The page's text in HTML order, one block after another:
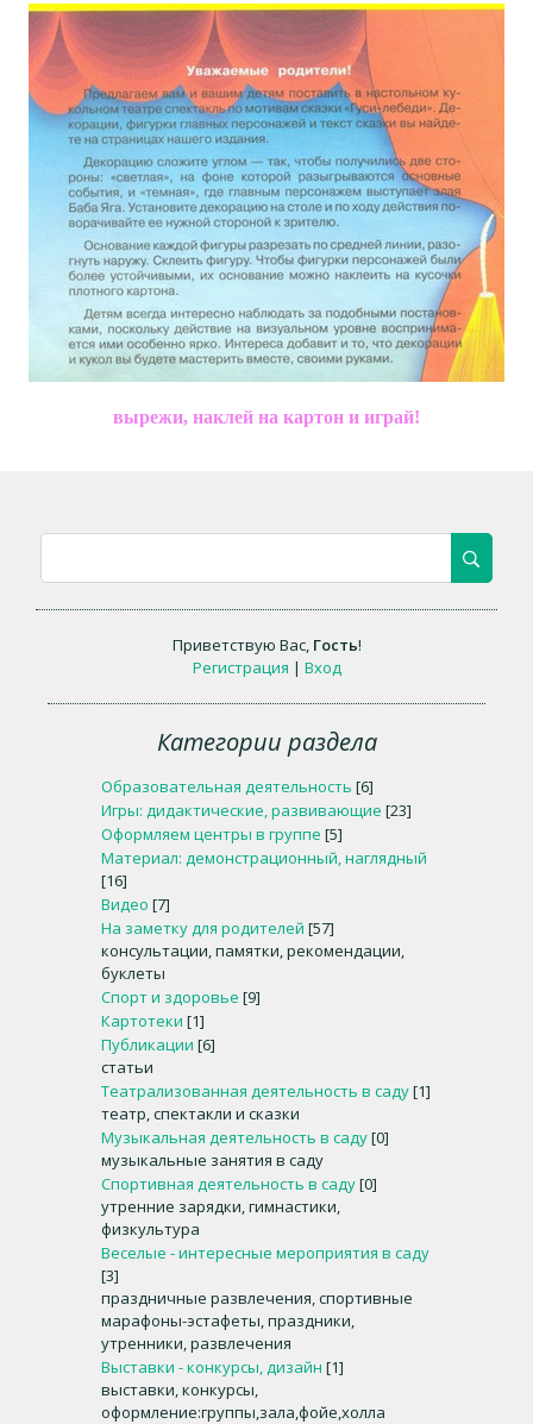
вырежи, наклей на картон и играй!
Приветствую Вас, Гость!
Регистрация | Вход
Категории раздела
Образовательная деятельность [6]
Игры: дидактические, развивающие [23]
Оформляем центры в группе [5]
Материал: демонстрационный, наглядный
[16]
Видео [7]
На заметку для родителей [57]
консультации, памятки, рекомендации,
буклеты
Спорт и здоровье [9]
Картотеки [1]
Публикации [6]
статьи
Театрализованная деятельность в саду[1]
театр, спектакли и сказки
Музыкальная деятельность в саду[0]
музыкальные занятия в саду
Спортивная деятельность в саду[0]
утренние зарядки, гимнастики,
физкультура
Веселые - интересные мероприятия в саду
[3]
праздничные развлечения, спортивные
марафоны-эстафеты, праздники,
утренники, развлечения
Выставки - конкурсы, дизайн [1]
выставки, конкурсы,
оформление:группы,зала,фойе,холла